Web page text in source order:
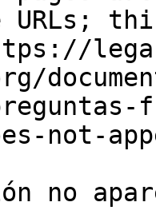
URLs;
not-
no